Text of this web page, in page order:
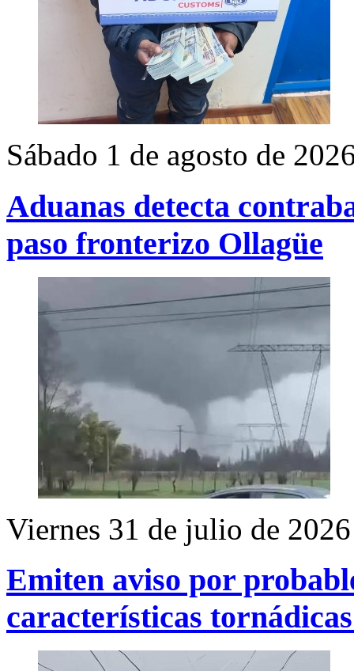
Sábado 1 de agosto de
Aduanas detecta
paso fronterizo Ollagüe
Viernes 31 de julio de 2026
Emiten aviso por
características